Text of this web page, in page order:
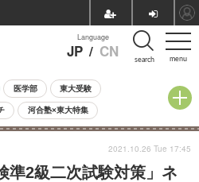
menu
Language
JP / CN search
医学部 東大受験
河合塾×東大特集
中学受験 小学校受験
校 過去問 人気記事
準2級二次試験対策」ネ
2021.10.26 Tue 17:45